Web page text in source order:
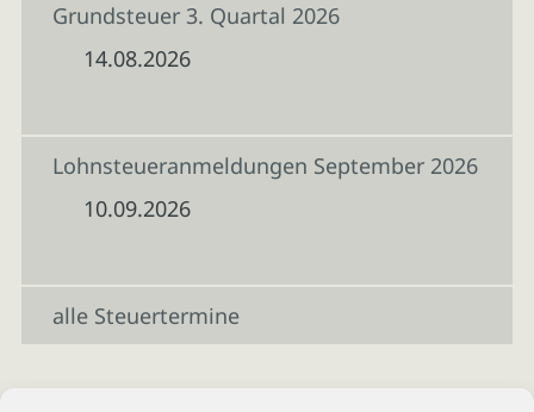
Grundsteuer 3. Quartal 2026
14.08.2026
Lohnsteueranmeldungen September 2026
10.09.2026
alle Steuertermine